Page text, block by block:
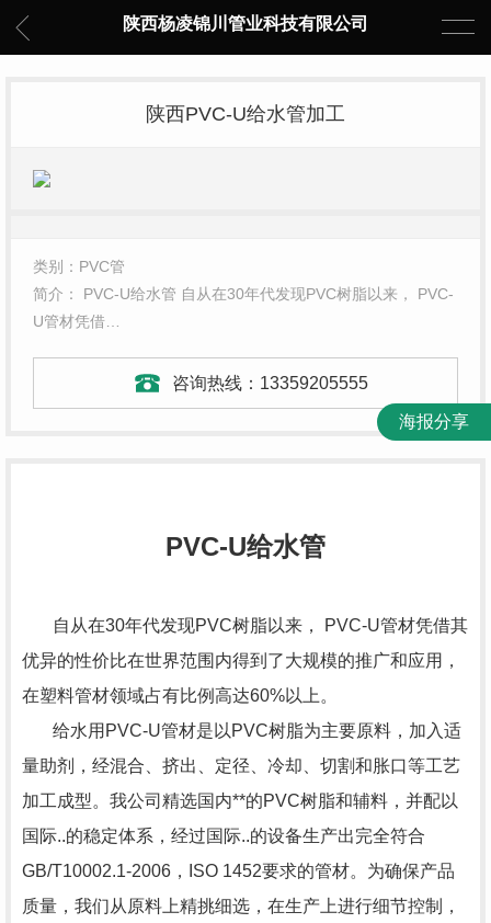
陕西杨凌锦川管业科技有限公司
陕西PVC-U给水管加工
类别：PVC管
简介： PVC-U给水管 自从在30年代发现PVC树脂以来， PVC-
U管材凭借…
咨询热线： 13359205555
PVC-U给水管
自从在30年代发现PVC树脂以来， PVC-U管材凭借其
优异的性价比在世界范围内得到了大规模的推广和应用，
在塑料管材领域占有比例高达60%以上。
给水用PVC-U管材是以PVC树脂为主要原料，加入适
量助剂，经混合、挤出、定径、冷却、切割和胀口等工艺
加工成型。我公司精选国内**的PVC树脂和辅料，并配以
国际..的稳定体系，经过国际..的设备生产出完全符合
GB/T10002.1-2006，ISO 1452要求的管材。为确保产品
质量，我们从原料上精挑细选，在生产上进行细节控制，
海报分享